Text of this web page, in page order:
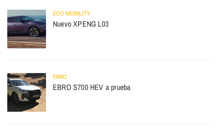
ECO MOBILITY
Nuevo XPENG L03
EBRO
EBRO S700 HEV a prueba